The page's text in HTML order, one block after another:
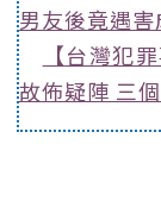
男友後竟遇
【台灣犯
故佈疑陣 三